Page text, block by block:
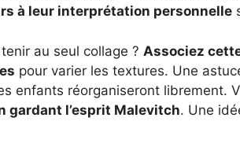
à leur interprétation personnelle
au seul collage ? Associez
pour varier les textures. Une
enfants réorganiseront librement.
gardant l’esprit Malevitch. Une